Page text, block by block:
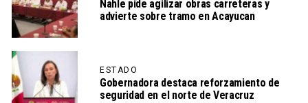
Nahle pide agilizar obras carreteras y
advierte sobre tramo en Acayucan
ESTADO
Gobernadora destaca reforzamiento de
seguridad en el norte de Veracruz